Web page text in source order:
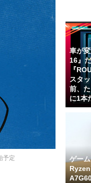
予定
車が
16』
『
スタ
前、
に1本
ゲー